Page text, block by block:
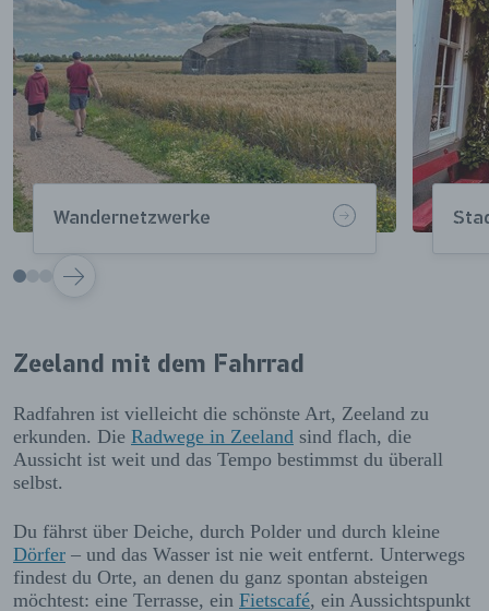
Wandernetzwerke
VOLGENDE
Zeeland mit dem Fahrrad
Radfahren ist vielleicht die schönste Art, Zeeland zu
erkunden. Die Radwege in Zeeland sind flach, die
Aussicht ist weit und das Tempo bestimmst du überall
selbst.
Du fährst über Deiche, durch Polder und durch kleine
Dörfer – und das Wasser ist nie weit entfernt. Unterwegs
findest du Orte, an denen du ganz spontan absteigen
möchtest: eine Terrasse, ein Fietscafé, ein Aussichtspunkt